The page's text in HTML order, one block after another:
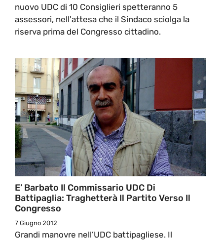
nuovo UDC di 10 Consiglieri spetteranno 5
assessori, nell'attesa che il Sindaco sciolga la
riserva prima del Congresso cittadino.
E’ Barbato Il Commissario UDC Di
Battipaglia: Traghetterà Il Partito Verso Il
Congresso
7 Giugno 2012
Grandi manovre nell’UDC battipagliese. Il